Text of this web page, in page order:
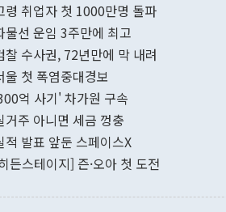
무너졌다고
함께 4자 대
"우리의 선
관은 업무
며 월간 기
196.9% 급
수출은
기록했지만
로 전환됐다.
는 배당수입
령 취업자 첫 1000만명 돌파
물선 운임 3주만에 최고
찰 수사권, 72년만에 막 내려
울 첫 폭염중대경보
억 사기' 차가원 구속
거주 아니면 세금 껑충
적 발표 앞둔 스페이스X
든스테이지] 즌·오아 첫 도전